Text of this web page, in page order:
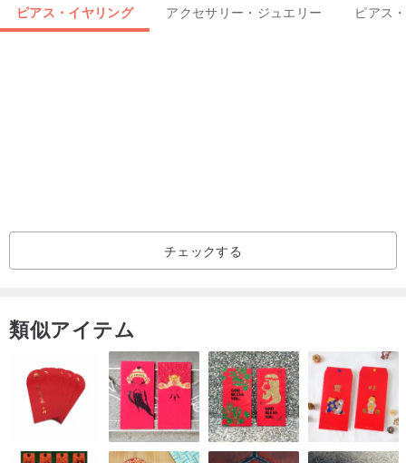
ピアス・イヤリング アクセサリー・ジュエリー ピアス
チェックする
類似アイテム